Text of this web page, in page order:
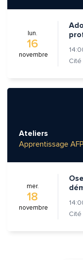
lun.
16
novembre
Ateliers
Apprentissage
mer.
18
novembre